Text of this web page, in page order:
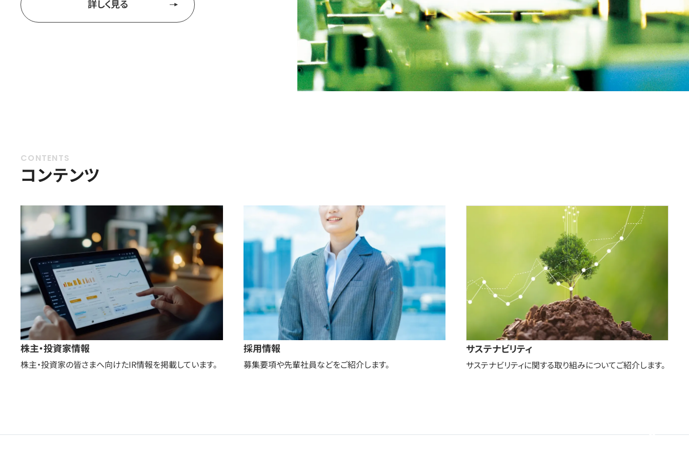
詳しく見る
コンテンツ
株主・投資家情報
株主・投資家の皆さまへ向けたIR情報を掲載しています。
採用情報
募集要項や先輩社員などをご紹介します。
サステナビリティ
サステナビリティに関する取り組みについてご紹介します。